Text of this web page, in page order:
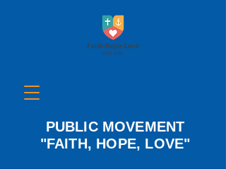
PUBLIC MOVEMENT
"FAITH, HOPE, LOVE"